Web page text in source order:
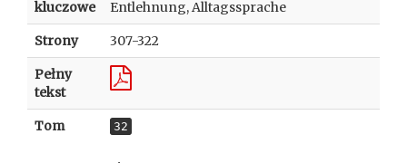
kluczowe
Entlehnung, Alltagssprache
Strony 307-322
Pełny
tekst
Tom 32